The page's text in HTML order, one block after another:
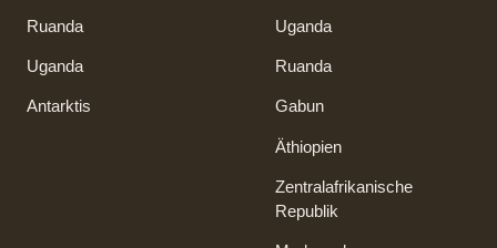
Ruanda
Uganda
Antarktis
Uganda
Ruanda
Gabun
Äthiopien
Zentralafrikanische
Republik